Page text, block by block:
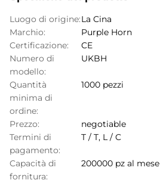
Luogo di origine:La Cina
Marchio:
Purple Horn
Certificazione:
CE
Numero di
modello:
UKBH
Quantità
minima di
ordine:
1000 pezzi
Prezzo:
negotiable
Termini di
pagamento:
T / T, L / C
Capacità di
fornitura:
200000 pz al mese